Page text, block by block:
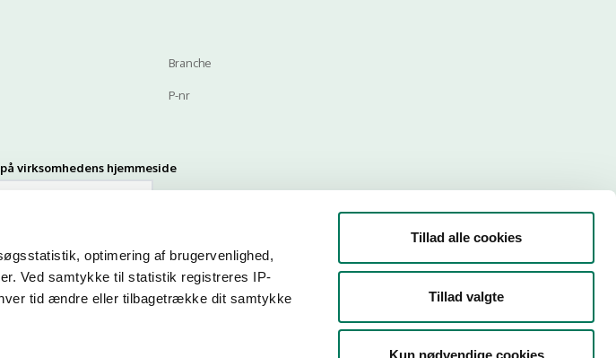
optimering af brugervenlighed,
Ved samtykke til statistik registreres IP-
tid ændre eller tilbagetrække dit samtykke
Tillad alle cookies
Tillad valgte
Kun nødvendige cookies
Branche
P-nr
virksomhedens hjemmeside
denne virksomheds kontrolrapporter. Så